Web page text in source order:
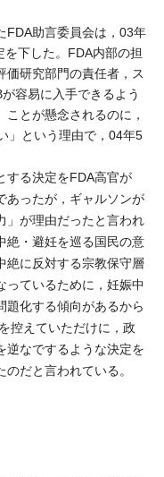
助言委員会は，03年
下した。FDA内部の担
価研究部門の責任者，ス
容易に入手できるよう
とが懸念されるのに，
」という理由で，04年5
する決定をFDA高官が
あったが，ギャルソンが
」が理由だったと言われ
絶・避妊を巡る国民の意
絶に反対する宗教保守層
っているために，妊娠中
題化する傾向があるから
控えていただけに，政
逆なでするような決定を
だと言われている。